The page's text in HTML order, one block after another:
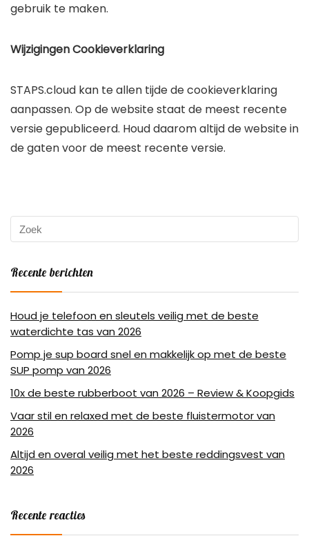
gebruik te maken.
Wijzigingen Cookieverklaring
STAPS.cloud kan te allen tijde de cookieverklaring
aanpassen. Op de website staat de meest recente
versie gepubliceerd. Houd daarom altijd de website in
de gaten voor de meest recente versie.
Recente berichten
Houd je telefoon en sleutels veilig met de beste
waterdichte tas van 2026
Pomp je sup board snel en makkelijk op met de beste
SUP pomp van 2026
10x de beste rubberboot van 2026 – Review & Koopgids
Vaar stil en relaxed met de beste fluistermotor van
2026
Altijd en overal veilig met het beste reddingsvest van
2026
Recente reacties